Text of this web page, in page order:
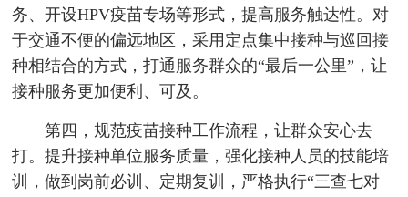
务、开设HPV疫苗专场等形式，提高服务触达性。对
于交通不便的偏远地区，采用定点集中接种与巡回接
种相结合的方式，打通服务群众的“最后一公里”，让
接种服务更加便利、可及。
第四，规范疫苗接种工作流程，让群众安心去
打。提升接种单位服务质量，强化接种人员的技能培
训，做到岗前必训、定期复训，严格执行“三查七对